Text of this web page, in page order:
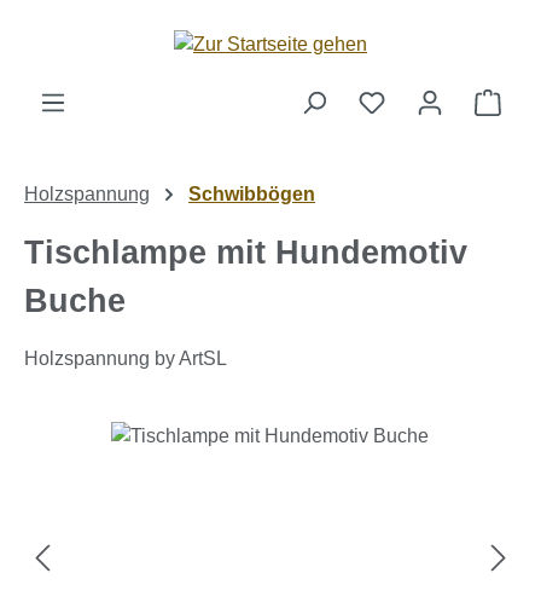
Zum Hauptinhalt springen
Holzspannung Schwibbögen
Tischlampe mit Hundemotiv
Buche
Holzspannung by ArtSL
Bildergalerie überspringen